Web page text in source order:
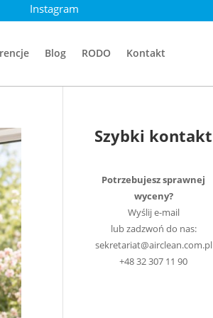
Instagram
Blog RODO Kontakt
Szybki kontakt
Potrzebujesz sprawnej
wyceny?
Wyślij e-mail
lub zadzwoń do nas:
sekretariat@airclean.com.pl
+48 32 307 11 90